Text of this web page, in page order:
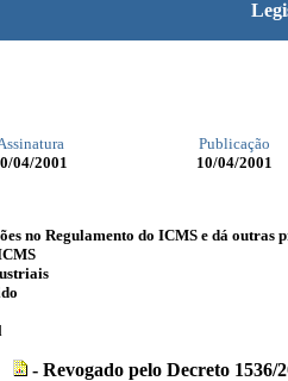
Publicação
04/2001 10/04/2001
no Regulamento do ICMS e dá outras
- Revogado pelo Decreto 1536/